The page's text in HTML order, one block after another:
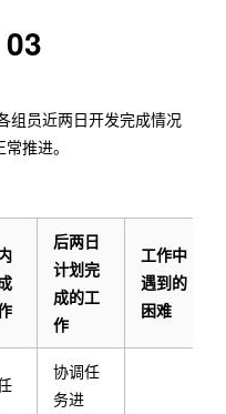
组员近两日开发完成情况
推进。
后两日
计划完
成的工
作
工作中
遇到的
困难
协调任
务进